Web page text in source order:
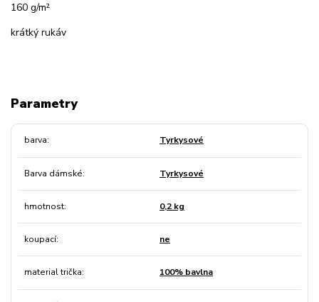
160 g/m²
krátký rukáv
Parametry
barva Tyrkysové
Barva dámské Tyrkysové
hmotnost 0,2 kg
koupací ne
material trička 100% bavlna